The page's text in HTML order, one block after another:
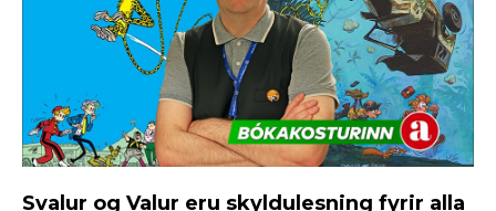
Svalur og Valur eru skyldulesning fyrir alla